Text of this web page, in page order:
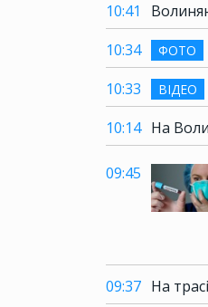
10:41
10:34
ФОТО
10:33
ВІДЕО
10:14 На
09:45
09:37 На